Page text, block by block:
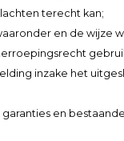
terecht kan;
en de wijze
inzake het
en